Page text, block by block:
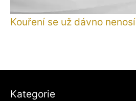
Kouření se už dávno nenosí
Kategorie